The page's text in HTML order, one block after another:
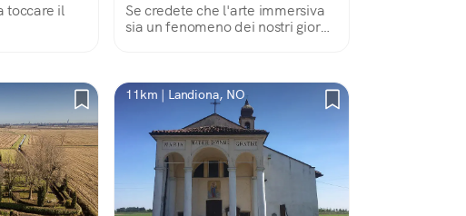
toccare il
Se credete che l'arte immersiva
sia un fenomeno dei nostri giorni,
11km | Landiona, NO